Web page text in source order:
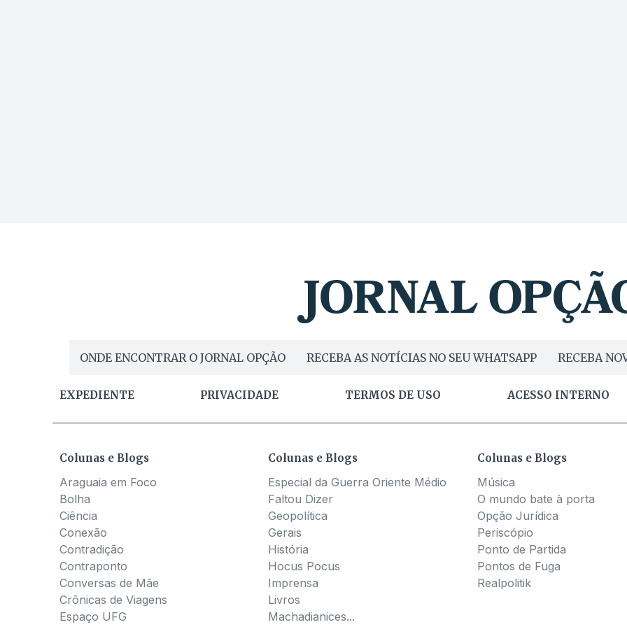
ONDE ENCONTRAR O JORNAL OPÇÃO RECEBA AS NOTÍCIAS NO SEU WHATSAPP RECEBA
EXPEDIENTE PRIVACIDADE TERMOS DE USO ACESSO INTERNO
Colunas e Blogs
Araguaia em Foco
Bolha
Ciência
Conexão
Contradição
Contraponto
Conversas de Mãe
Crônicas de Viagens
Espaço UFG
Colunas e Blogs
Especial da Guerra Oriente Médio
Faltou Dizer
Geopolítica
Gerais
História
Hocus Pocus
Imprensa
Livros
Machadianices...
Colunas e Blogs
Música
O mundo bate à porta
Opção Jurídica
Periscópio
Ponto de Partida
Pontos de Fuga
Realpolitik